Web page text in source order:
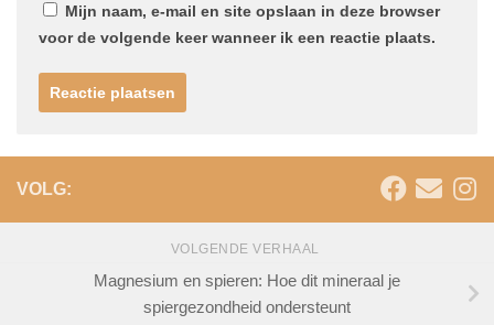
Mijn naam, e-mail en site opslaan in deze browser
voor de volgende keer wanneer ik een reactie plaats.
VOLG:
VOLGENDE VERHAAL
Magnesium en spieren: Hoe dit mineraal je
spiergezondheid ondersteunt